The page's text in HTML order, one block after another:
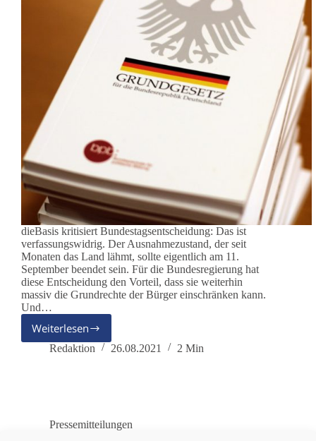
dieBasis kritisiert Bundestagsentscheidung: Das ist
verfassungswidrig. Der Ausnahmezustand, der seit
Monaten das Land lähmt, sollte eigentlich am 11.
September beendet sein. Für die Bundesregierung hat
diese Entscheidung den Vorteil, dass sie weiterhin
massiv die Grundrechte der Bürger einschränken kann.
Und…
Weiterlesen
Erneute
Verlängerung
unnötig
Redaktion 26.08.2021 2 Min
Pressemitteilungen